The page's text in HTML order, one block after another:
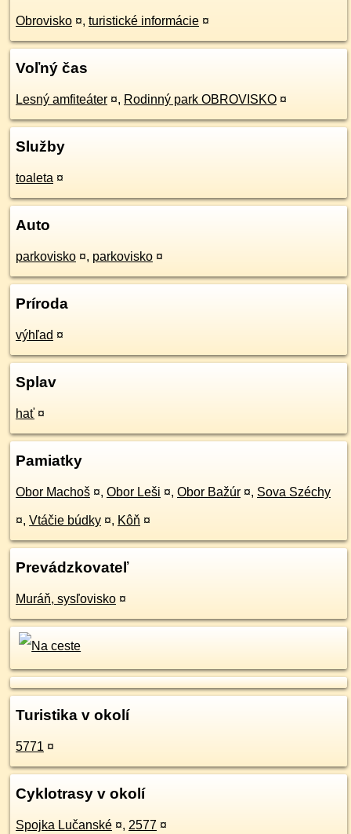
Obrovisko ¤, turistické informácie ¤
Voľný čas
Lesný amfiteáter ¤, Rodinný park OBROVISKO ¤
Služby
toaleta ¤
Auto
parkovisko ¤, parkovisko ¤
Príroda
výhľad ¤
Splav
hať ¤
Pamiatky
Obor Machoš ¤, Obor Leši ¤, Obor Bažúr ¤, Sova Széchy
¤, Vtáčie búdky ¤, Kôň ¤
Prevádzkovateľ
Muráň, sysľovisko ¤
Turistika v okolí
5771 ¤
Cyklotrasy v okolí
Spojka Lučanské ¤, 2577 ¤